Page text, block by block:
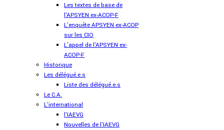
Les textes de base de
l'APSYEN ex-ACOP-F
L'enquête APSYEN ex-ACOP
sur les CIO
L'appel de l'APSYEN ex-
ACOP-F
Historique
Les délégué.e.s
Liste des délégué.e.s
Le C.A.
L'international
l'IAEVG
Nouvelles de l'IAEVG